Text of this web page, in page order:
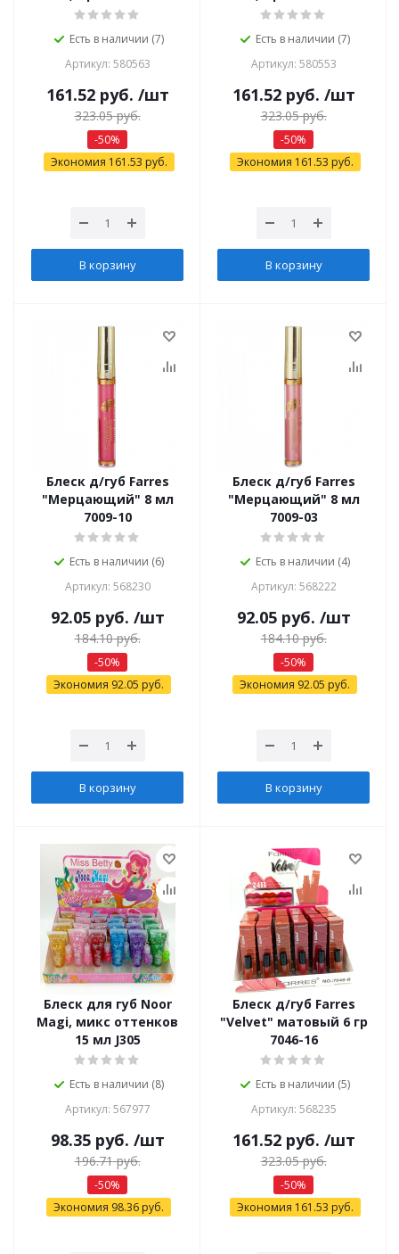
Есть в наличии (7)
Артикул: 580563
161.52руб. /шт
323.05руб.
-50%
Экономия 161.53 руб.
В корзину
Есть в наличии (7)
Артикул: 580553
161.52руб. /шт
323.05руб.
-50%
Экономия 161.53 руб.
В корзину
Блеск д/губ Farres
"Мерцающий" 8 мл
7009-10
Есть в наличии (6)
Артикул: 568230
92.05руб. /шт
184.10руб.
-50%
Экономия 92.05 руб.
В корзину
Блеск д/губ Farres
"Мерцающий" 8 мл
7009-03
Есть в наличии (4)
Артикул: 568222
92.05руб. /шт
184.10руб.
-50%
Экономия 92.05 руб.
В корзину
Блеск для губ Noor
Magi, микс оттенков
15 мл J305
Есть в наличии (8)
Артикул: 567977
98.35руб. /шт
196.71руб.
-50%
Экономия 98.36 руб.
Блеск д/губ Farres
"Velvet" матовый 6 гр
7046-16
Есть в наличии (5)
Артикул: 568235
161.52руб. /шт
323.05руб.
-50%
Экономия 161.53 руб.